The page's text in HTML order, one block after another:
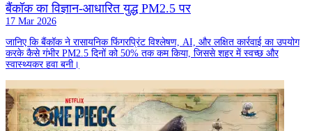
बैंकॉक का विज्ञान-आधारित युद्ध PM2.5 पर
17 Mar 2026
जानिए कि बैंकॉक ने रासायनिक फिंगरप्रिंट विश्लेषण, AI, और लक्षित कार्रवाई का उपयोग
करके कैसे गंभीर PM2.5 दिनों को 50% तक कम किया, जिससे शहर में स्वच्छ और
स्वास्थ्यकर हवा बनी।